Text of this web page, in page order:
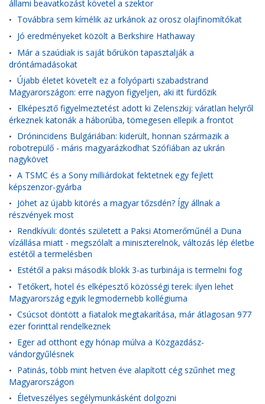
állami beavatkozást követel a szektor
• Továbbra sem kímélik az urkánok az orosz olajfinomítókat
• Jó eredményeket közölt a Berkshire Hathaway
• Már a szaúdiak is saját bőrükön tapasztalják a
dróntámadásokat
• Újabb életet követelt ez a folyóparti szabadstrand
Magyarországon: erre nagyon figyeljen, aki itt fürdőzik
• Elképesztő figyelmeztetést adott ki Zelenszkij: váratlan helyről
érkeznek katonák a háborúba, tömegesen ellepik a frontot
• Drónincidens Bulgáriában: kiderült, honnan származik a
robotrepülő - máris magyarázkodhat Szófiában az ukrán
nagykövet
• A TSMC és a Sony milliárdokat fektetnek egy fejlett
képszenzor-gyárba
• Jöhet az újabb kitörés a magyar tőzsdén? Így állnak a
részvények most
• Rendkívüli: döntés született a Paksi Atomerőműnél a Duna
vízállása miatt - megszólalt a miniszterelnök, változás lép életbe
estétől a termelésben
• Estétől a paksi második blokk 3-as turbinája is termelni fog
• Tetőkert, hotel és elképesztő közösségi terek: ilyen lehet
Magyarország egyik legmodernebb kollégiuma
• Csúcsot döntött a fiatalok megtakarítása, már átlagosan 977
ezer forinttal rendelkeznek
• Eger ad otthont egy hónap múlva a Közgazdász-
vándorgyűlésnek
• Patinás, több mint hetven éve alapított cég szűnhet meg
Magyarországon
• Életveszélyes segélymunkásként dolgozni